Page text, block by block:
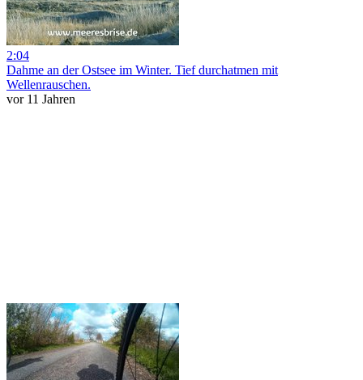
2:04
Dahme an der Ostsee im Winter. Tief durchatmen mit
Wellenrauschen.
vor 11 Jahren